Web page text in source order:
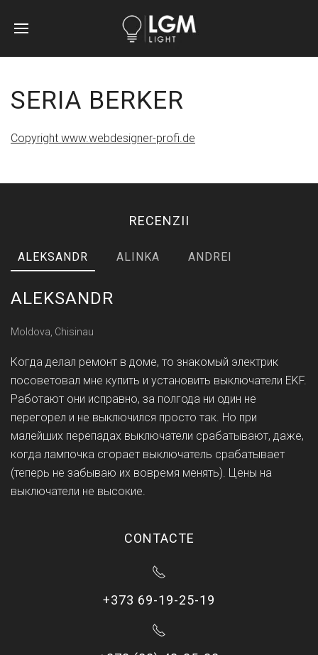
SERIA BERKER
Copyright www.webdesigner-profi.de
RECENZII
ALEKSANDR ALINKA ANDREI
ALEKSANDR
Moldova, Chisinau
Когда делал ремонт в доме, то знакомый электрик
посоветовал мне купить и установить выключатели EKF.
Работают они исправно, за полгода ни один не
перегорел и не выключился просто так. Но при
малейших перепадах выключатели срабатывают, даже,
когда лампочка сгорает выключатель срабатывает
(теперь не забываю их вовремя менять). Цены на
выключатели не высокие.
CONTACTE
+373 69-19-25-19